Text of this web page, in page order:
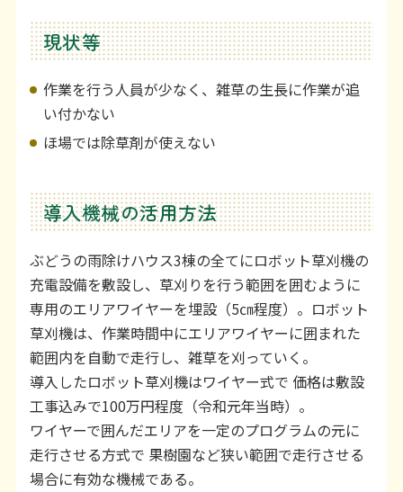
現状等
作業を行う人員が少なく、雑草の生長に作業が追
い付かない
ほ場では除草剤が使えない
導入機械の活用方法
ぶどうの雨除けハウス3棟の全てにロボット草刈機の
充電設備を敷設し、草刈りを行う範囲を囲むように
専用のエリアワイヤーを埋設（5㎝程度）。ロボット
草刈機は、作業時間中にエリアワイヤーに囲まれた
範囲内を自動で走行し、雑草を刈っていく。
導入したロボット草刈機はワイヤー式で 価格は敷設
工事込みで100万円程度（令和元年当時）。
ワイヤーで囲んだエリアを一定のプログラムの元に
走行させる方式で 果樹園など狭い範囲で走行させる
場合に有効な機械である。